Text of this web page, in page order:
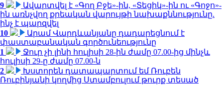
9
Ավարտվել է «Գող Բջե»-ին, «Տեցիկ»-ին ու «Գոջո»-
ին առնչվող քրեական վարույթի նախաքննությունը.
ինչ է պարզվել
10
Արամ Վարդևանյանը դադարեցնում է
փաստաբանական գործունեությունը
1
Ջուր չի լինի հուլիսի 28-ին ժամը 07.00-ից մինչև
հուլիսի 29-ը ժամը 07.00-ն
2
Խստորեն դատապարտում եմ Ռուբեն
Ռուբինյանի կողմից Ստամբուլում թուրք տեսած